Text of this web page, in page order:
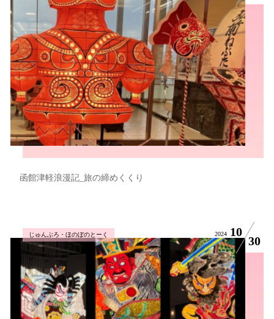
函館津軽浪漫記_旅の締めくくり
じゅんぶろ・ほのぼのとーく 2024 10
30